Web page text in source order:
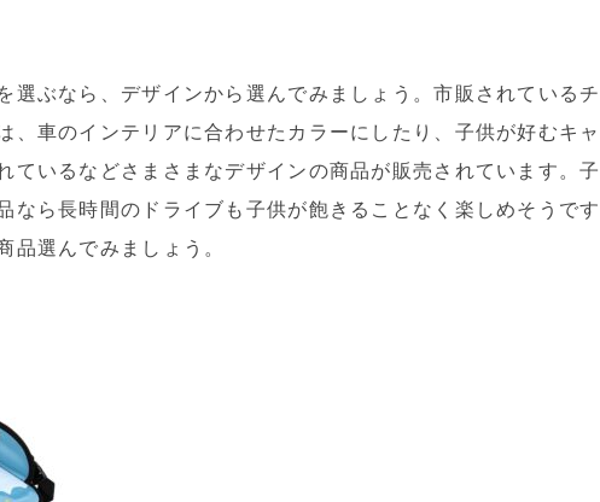
選ぶなら、デザインから選んでみましょう。市販されているチ
、車のインテリアに合わせたカラーにしたり、子供が好むキャ
ているなどさまさまなデザインの商品が販売されています。子
なら長時間のドライブも子供が飽きることなく楽しめそうです
品選んでみましょう。